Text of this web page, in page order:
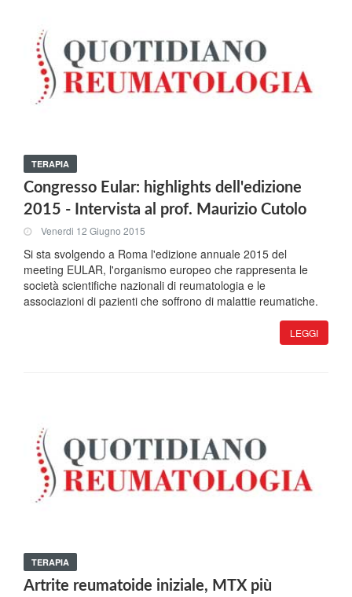
TERAPIA
Congresso Eular: highlights dell'edizione
2015 - Intervista al prof. Maurizio Cutolo
Venerdi 12 Giugno 2015
Si sta svolgendo a Roma l'edizione annuale 2015 del
meeting EULAR, l'organismo europeo che rappresenta le
società scientifiche nazionali di reumatologia e le
associazioni di pazienti che soffrono di malattie reumatiche.
LEGGI
TERAPIA
Artrite reumatoide iniziale, MTX più